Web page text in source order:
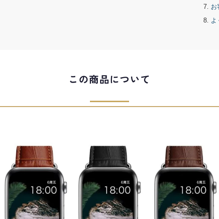
お
よ
この商品について